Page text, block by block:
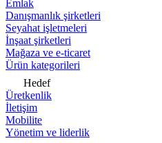
Emlak
Danışmanlık şirketleri
Seyahat işletmeleri
İnşaat şirketleri
Mağaza ve e-ticaret
Ürün kategorileri
Hedef
Üretkenlik
İletişim
Mobilite
Yönetim ve liderlik